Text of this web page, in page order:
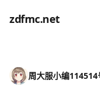
zdfmc.net
周大服小编114514